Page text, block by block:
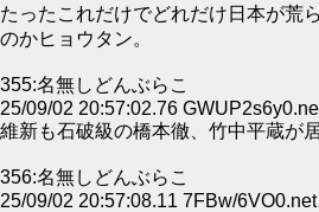
たったこれだけでどれだけ日本が荒
のかヒョウタン。
355:名無しどんぶらこ
25/09/02 20:57:02.76
維新も石破級の橋本徹、竹中平蔵が
356:名無しどんぶらこ
25/09/02 20:57:08.11 7FBw/6VO0.net